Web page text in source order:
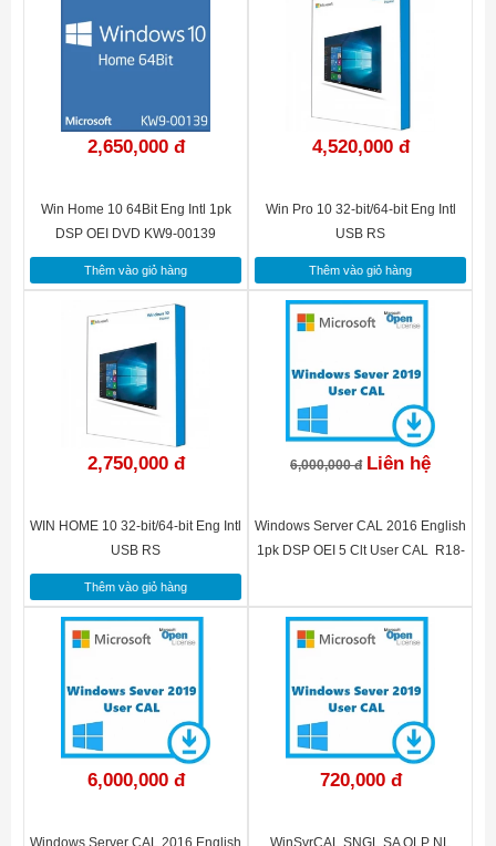
2,650,000 đ
Win Home 10 64Bit Eng Intl 1pk
DSP OEI DVD KW9-00139
Thêm vào giỏ hàng
4,520,000 đ
Win Pro 10 32-bit/64-bit Eng Intl
USB RS
Thêm vào giỏ hàng
2,750,000 đ
WIN HOME 10 32-bit/64-bit Eng Intl
USB RS
Thêm vào giỏ hàng
6,000,000 đ Liên hệ
Windows Server CAL 2016 English
1pk DSP OEI 5 Clt User CAL R18-
6,000,000 đ
Windows Server CAL 2016 English
720,000 đ
WinSvrCAL SNGL SA OLP NL